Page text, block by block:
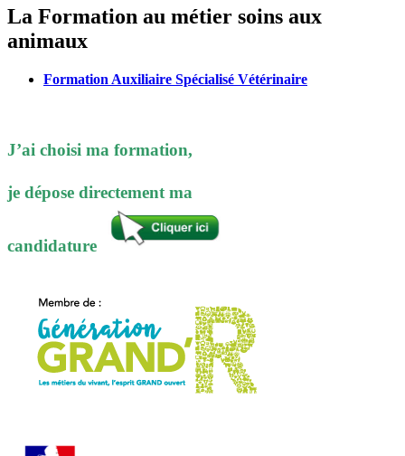
La Formation au métier soins aux
animaux
Formation Auxiliaire Spécialisé Vétérinaire
J’ai choisi ma formation,
je dépose directement ma
candidature